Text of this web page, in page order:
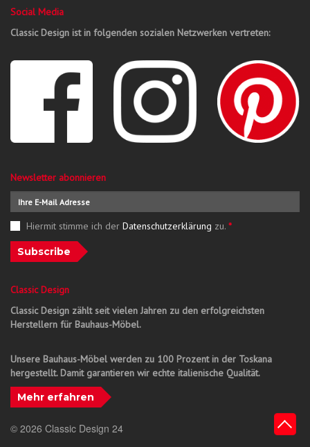
Social Media
Classic Design ist in folgenden sozialen Netzwerken vertreten:
Newsletter abonnieren
Hiermit stimme ich der Datenschutzerklärung zu. *
Subscribe
Classic Design
Classic Design zählt seit vielen Jahren zu den erfolgreichsten
Herstellern für Bauhaus-Möbel.
Unsere Bauhaus-Möbel werden zu 100 Prozent in der Toskana
hergestellt. Damit garantieren wir echte italienische Qualität.
Mehr erfahren
© 2026 Classic Design 24